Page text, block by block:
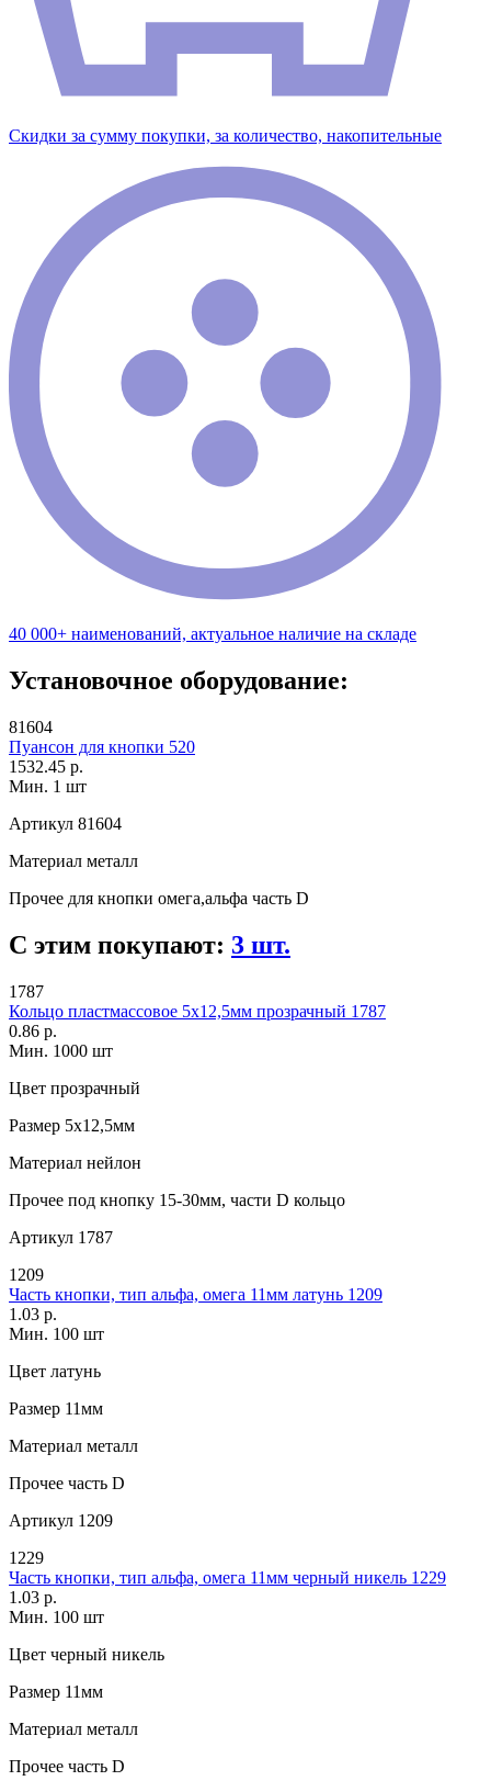
Скидки за сумму покупки, за количество, накопительные
40 000+ наименований, актуальное наличие на складе
Установочное оборудование:
81604
Пуансон для кнопки 520
1532.45 р.
Мин. 1 шт
Артикул 81604
Материал металл
Прочее для кнопки омега,альфа часть D
С этим покупают: 3 шт.
1787
Кольцо пластмассовое 5х12,5мм прозрачный 1787
0.86 р.
Мин. 1000 шт
Цвет прозрачный
Размер 5х12,5мм
Материал нейлон
Прочее под кнопку 15-30мм, части D кольцо
Артикул 1787
1209
Часть кнопки, тип альфа, омега 11мм латунь 1209
1.03 р.
Мин. 100 шт
Цвет латунь
Размер 11мм
Материал металл
Прочее часть D
Артикул 1209
1229
Часть кнопки, тип альфа, омега 11мм черный никель 1229
1.03 р.
Мин. 100 шт
Цвет черный никель
Размер 11мм
Материал металл
Прочее часть D